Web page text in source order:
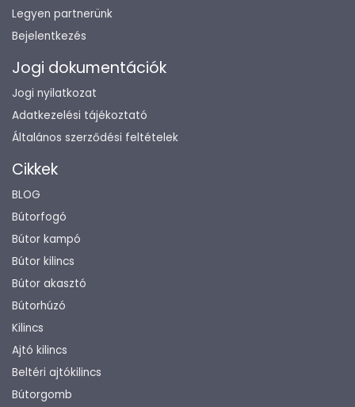
Legyen partnerünk
Bejelentkezés
Jogi dokumentációk
Jogi nyilatkozat
Adatkezelési tájékoztató
Általános szerződési feltételek
Cikkek
BLOG
Bútorfogó
Bútor kampó
Bútor kilincs
Bútor akasztó
Bútorhúzó
Kilincs
Ajtó kilincs
Beltéri ajtókilincs
Bútorgomb